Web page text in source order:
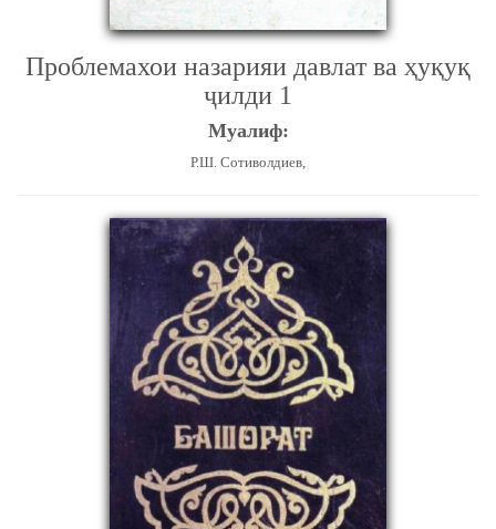
Проблемахои назарияи давлат ва ҳуқуқ
ҷилди 1
Муалиф:
Р.Ш. Сотиволдиев,